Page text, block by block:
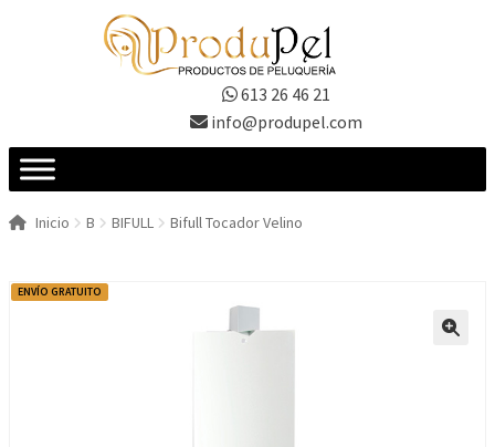
613 26 46 21
info@produpel.com
Inicio B BIFULL Bifull Tocador Velino
ENVÍO GRATUITO